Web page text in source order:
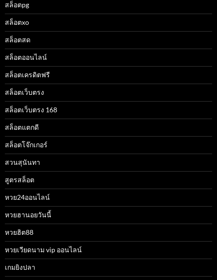
สล็อตpg
สล็อตxo
สล็อตสด
สล็อตออนไลน์
สล็อตเครดิตฟรี
สล็อตเว็บตรง
สล็อตเว็บตรง 168
สล็อตแตกดี
สล็อตโจ๊กเกอร์
สวนสุนันทา
สูตรสล็อต
หวย24ออนไลน์
หวยฮานอยวันนี้
หวยฮิต88
หวยเวียดนาม vip ออนไลน์
เกมยิงปลา